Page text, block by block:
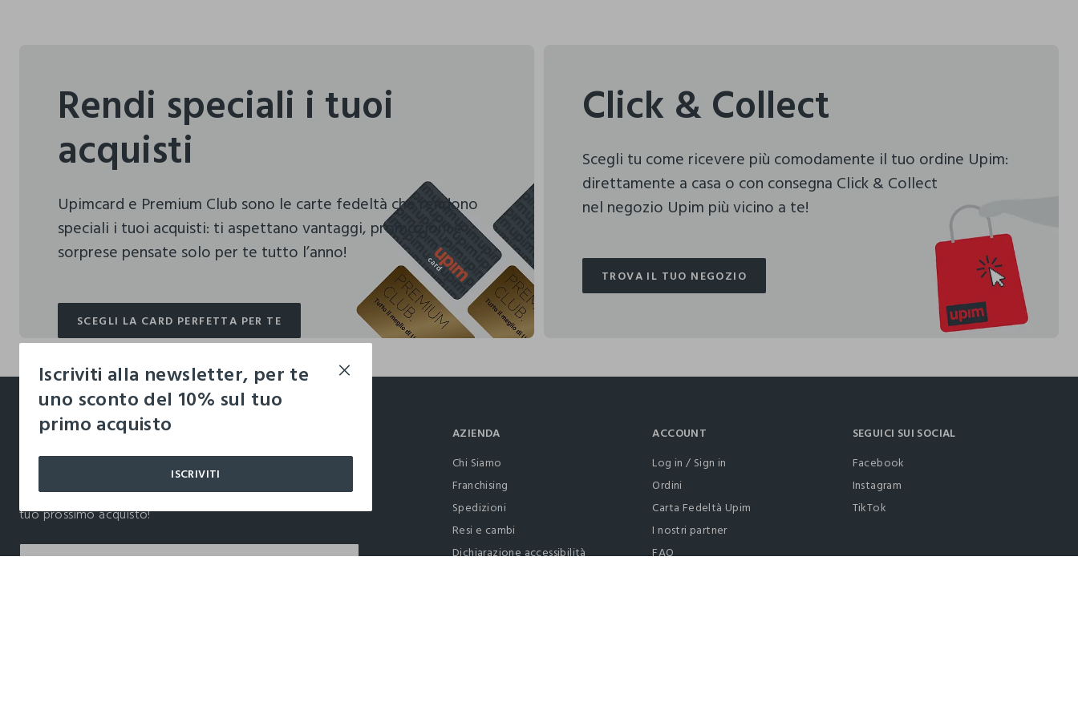
Rendi speciali i tuoi
acquisti
Upimcard e Premium Club sono le carte fedeltà che rendono
speciali i tuoi acquisti: ti aspettano vantaggi, promozioni e
sorprese pensate solo per te tutto l’anno!
SCEGLI LA CARD PERFETTA PER TE
SCEGLI LA CARD PERFETTA PER TE
Click & Collect
Scegli tu come ricevere più comodamente il tuo ordine Upim:
direttamente a casa o con consegna Click & Collect
nel negozio Upim più vicino a te!
TROVA IL TUO NEGOZIO
TROVA IL TUO NEGOZIO
Iscriviti alla newsletter, per te
uno sconto del 10% sul tuo
primo acquisto
ISCRIVITI
footer.ariatitle
Un click, un regalo:
-10% subito per te 💌
Iscriviti ora alla newsletter e ottieni il-10% di scontosul
tuo prossimo acquisto!
AZIENDA
Chi Siamo
Franchising
Spedizioni
Resi e cambi
Dichiarazione accessibilità
ACCOUNT
Log in / Sign in
Ordini
Carta Fedeltà Upim
I nostri partner
FAQ
SEGUICI SUI SOCIAL
Facebook
Instagram
TikTok